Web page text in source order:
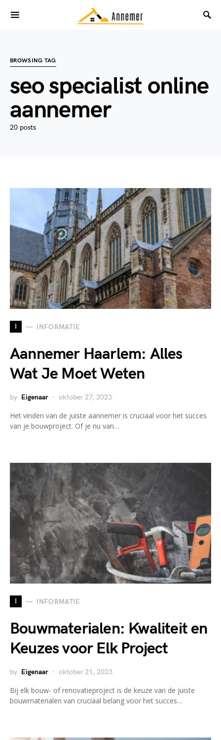
BROWSING TAG
seo specialist online
aannemer
20 posts
I INFORMATIE
Aannemer Haarlem: Alles
Wat Je Moet Weten
by Eigenaar oktober 27, 2023
Het vinden van de juiste aannemer is cruciaal voor het succes
van je bouwproject. Of je nu van…
I INFORMATIE
Bouwmaterialen: Kwaliteit en
Keuzes voor Elk Project
by Eigenaar oktober 21, 2023
Bij elk bouw- of renovatieproject is de keuze van de juiste
bouwmaterialen van cruciaal belang voor het succes…